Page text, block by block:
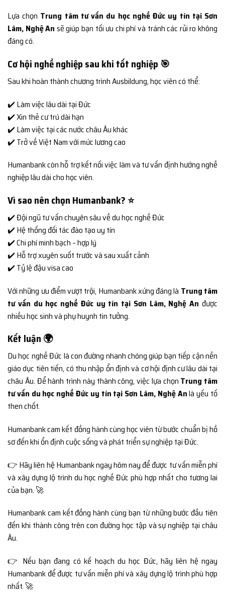
Lựa chọn Trung tâm tư vấn du học nghề Đức uy tín tại Sơn
Lâm, Nghệ An sẽ giúp bạn tối ưu chi phí và tránh các rủi ro không
đáng có.
Cơ hội nghề nghiệp sau khi tốt nghiệp 🎯
Sau khi hoàn thành chương trình Ausbildung, học viên có thể:
✔️ Làm việc lâu dài tại Đức
✔️ Xin thẻ cư trú dài hạn
✔️ Làm việc tại các nước châu Âu khác
✔️ Trở về Việt Nam với mức lương cao
Humanbank còn hỗ trợ kết nối việc làm và tư vấn định hướng nghề
nghiệp lâu dài cho học viên.
Vì sao nên chọn Humanbank? ⭐
✔️ Đội ngũ tư vấn chuyên sâu về du học nghề Đức
✔️ Hệ thống đối tác đào tạo uy tín
✔️ Chi phí minh bạch – hợp lý
✔️ Hỗ trợ xuyên suốt trước và sau xuất cảnh
✔️ Tỷ lệ đậu visa cao
Với những ưu điểm vượt trội, Humanbank xứng đáng là Trung tâm
tư vấn du học nghề Đức uy tín tại Sơn Lâm, Nghệ An được
nhiều học sinh và phụ huynh tin tưởng.
Kết luận 🌍
Du học nghề Đức là con đường nhanh chóng giúp bạn tiếp cận nền
giáo dục tiên tiến, có thu nhập ổn định và cơ hội định cư lâu dài tại
châu Âu. Để hành trình này thành công, việc lựa chọn Trung tâm
tư vấn du học nghề Đức uy tín tại Sơn Lâm, Nghệ Anlà yếu tố
then chốt.
Humanbank cam kết đồng hành cùng học viên từ bước chuẩn bị hồ
sơ đến khi ổn định cuộc sống và phát triển sự nghiệp tại Đức.
👉 Hãy liên hệ Humanbank ngay hôm nay để được tư vấn miễn phí
và xây dựng lộ trình du học nghề Đức phù hợp nhất cho tương lai
của bạn. 🚀
Humanbank cam kết đồng hành cùng bạn từ những bước đầu tiên
đến khi thành công trên con đường học tập và sự nghiệp tại châu
Âu.
👉 Nếu bạn đang có kế hoạch du học Đức, hãy liên hệ ngay
Humanbank để được tư vấn miễn phí và xây dựng lộ trình phù hợp
nhất. 🚀